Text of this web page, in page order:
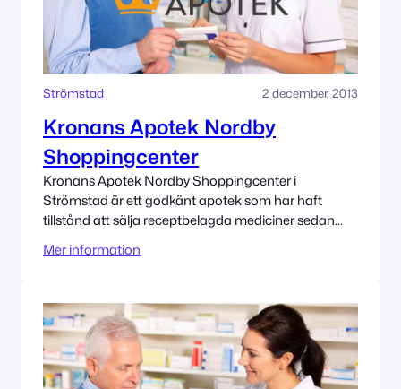
Strömstad 2 december, 2013
Kronans Apotek Nordby
Shoppingcenter
Kronans Apotek Nordby Shoppingcenter i
Strömstad är ett godkänt apotek som har haft
tillstånd att sälja receptbelagda mediciner sedan
Tillståndet innehas av Kronans Apotek AB
Mer information